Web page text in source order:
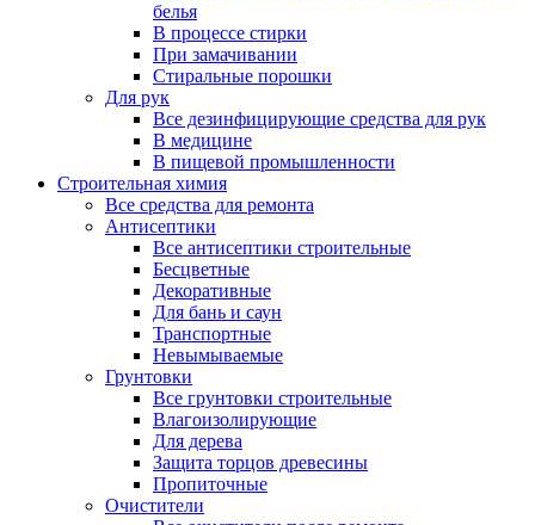
белья
В процессе стирки
При замачивании
Стиральные порошки
Для рук
Все дезинфицирующие средства для рук
В медицине
В пищевой промышленности
Строительная химия
Все средства для ремонта
Антисептики
Все антисептики строительные
Бесцветные
Декоративные
Для бань и саун
Транспортные
Невымываемые
Грунтовки
Все грунтовки строительные
Влагоизолирующие
Для дерева
Защита торцов древесины
Пропиточные
Очистители